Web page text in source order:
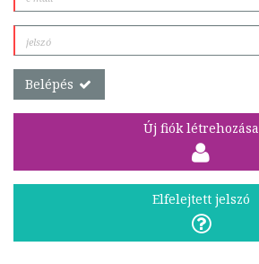
Belépés
Új fiók létrehozása
Elfelejtett jelszó